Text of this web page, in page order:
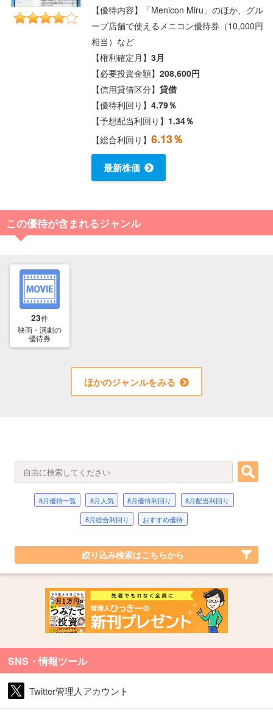
【優待内容】「Menicon Miru」のほか、グル
ープ店舗で使えるメニコン優待券（10,000円
相当）など
【権利確定月】3月
【必要投資金額】208,600円
【信用貸借区分】貸借
【優待利回り】4.79％
【予想配当利回り】 1.34％
【総合利回り】6.13％
最新株価
この優待が含まれるジャンル
23件
映画・演劇の
優待券
ほかのジャンルをみる
8月優待一覧 8月人気 8月優待利回り
8月配当利回り
8月総合利回り
おすすめ優待
絞り込み検索はこちらから
SNS・情報ツール
Twitter管理人アカウント